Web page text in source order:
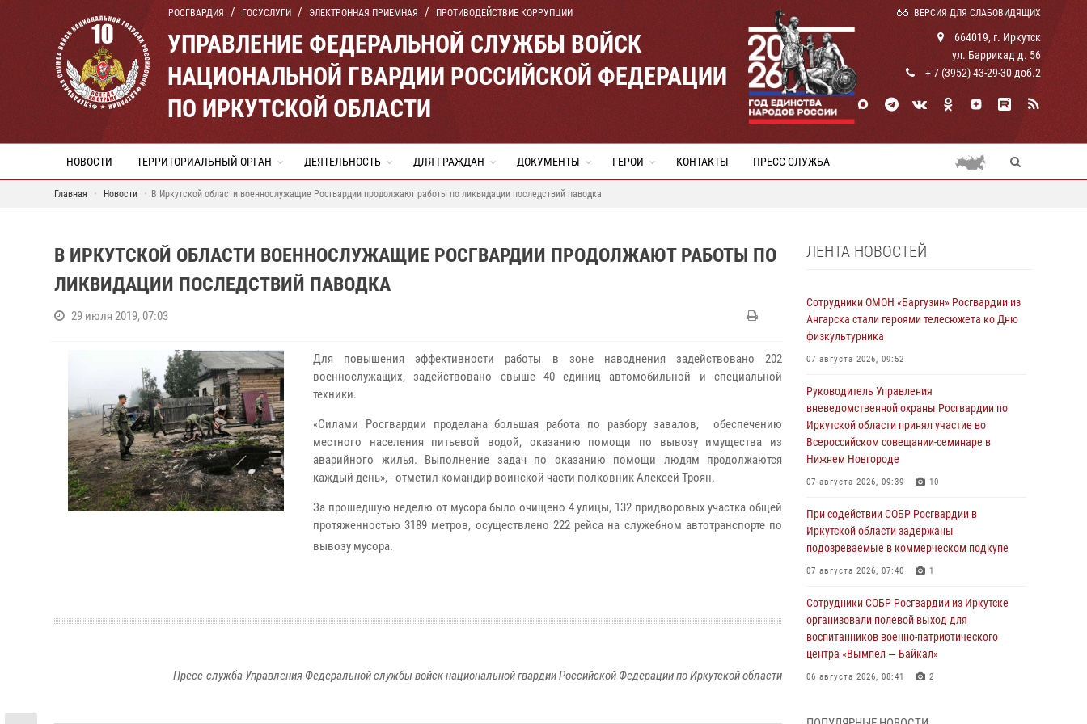
РОСГВАРДИЯ ГОСУСЛУГИ ЭЛЕКТРОННАЯ ПРИЕМНАЯ ПРОТИВОДЕЙСТВИЕ КОРРУПЦИИ ВЕРСИЯ ДЛЯ СЛАБОВИДЯЩИХ
УПРАВЛЕНИЕ ФЕДЕРАЛЬНОЙ СЛУЖБЫ ВОЙСК
НАЦИОНАЛЬНОЙ ГВАРДИИ РОССИЙСКОЙ ФЕДЕРАЦИИ
ПО ИРКУТСКОЙ ОБЛАСТИ
664019, г. Иркутск
ул. Баррикад д. 56
+ 7 (3952) 43-29-30 доб.2
НОВОСТИ ТЕРРИТОРИАЛЬНЫЙ ОРГАН ДЕЯТЕЛЬНОСТЬ ДЛЯ ГРАЖДАН ДОКУМЕНТЫ ГЕРОИ КОНТАКТЫ ПРЕСС-СЛУЖБА
Главная Новости В Иркутской области военнослужащие Росгвардии продолжают работы по ликвидации последствий паводка
В ИРКУТСКОЙ ОБЛАСТИ ВОЕННОСЛУЖАЩИЕ РОСГВАРДИИ ПРОДОЛЖАЮТ РАБОТЫ ПО
ЛИКВИДАЦИИ ПОСЛЕДСТВИЙ ПАВОДКА
29 июля 2019, 07:03
Для повышения эффективности работы в зоне наводнения задействовано 202
военнослужащих, задействовано свыше 40 единиц автомобильной и специальной
техники.
«Силами Росгвардии проделана большая работа по разбору завалов, обеспечению
местного населения питьевой водой, оказанию помощи по вывозу имущества из
аварийного жилья. Выполнение задач по оказанию помощи людям продолжаются
каждый день», - отметил командир воинской части полковник Алексей Троян.
За прошедшую неделю от мусора было очищено 4 улицы, 132 придворовых участка общей
протяженностью 3189 метров, осуществлено 222 рейса на служебном автотранспорте по
вывозу мусора.
Пресс-служба Управления Федеральной службы войск национальной гвардии Российской Федерации по Иркутской области
ЛЕНТА НОВОСТЕЙ
Сотрудники ОМОН «Баргузин» Росгвардии из
Ангарска стали героями телесюжета ко Дню
физкультурника
07 августа 2026, 09:52
Руководитель Управления
вневедомственной охраны Росгвардии по
Иркутской области принял участие во
Всероссийском совещании-семинаре в
Нижнем Новгороде
07 августа 2026, 09:39 10
При содействии СОБР Росгвардии в
Иркутской области задержаны
подозреваемые в коммерческом подкупе
07 августа 2026, 07:40 1
Сотрудники СОБР Росгвардии из Иркутске
организовали полевой выход для
воспитанников военно-патриотического
центра «Вымпел — Байкал»
06 августа 2026, 08:41 2